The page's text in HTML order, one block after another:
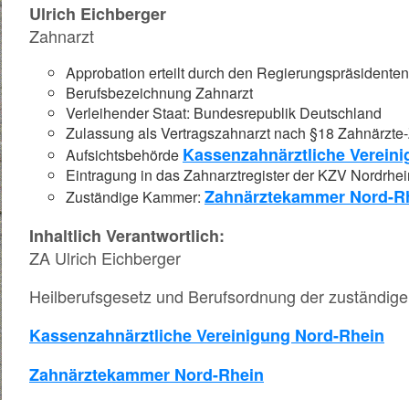
Ulrich Eichberger
Zahnarzt
Approbation erteilt durch den
Berufsbezeichnung Zahnarzt
Verleihender Staat: Bundesrepublik Deutschland
Zulassung als Vertragszahnarzt nach §18
Aufsichtsbehörde Kassenzahnärztliche
Eintragung in das Zahnarztregister der KZV
Zuständige Kammer: Zahnärztekammer Nord-
Inhaltlich Verantwortlich:
ZA Ulrich Eichberger
Heilberufsgesetz und Berufsordnung der
Kassenzahnärztliche Vereinigung Nord-Rhein
Zahnärztekammer Nord-Rhein